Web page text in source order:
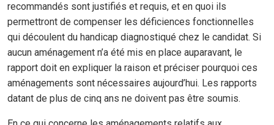
recommandés sont justifiés et requis, et en quoi ils
permettront de compenser les déficiences fonctionnelles
qui découlent du handicap diagnostiqué chez le candidat. Si
aucun aménagement n’a été mis en place auparavant, le
rapport doit en expliquer la raison et préciser pourquoi ces
aménagements sont nécessaires aujourd’hui. Les rapports
datant de plus de cinq ans ne doivent pas être soumis.